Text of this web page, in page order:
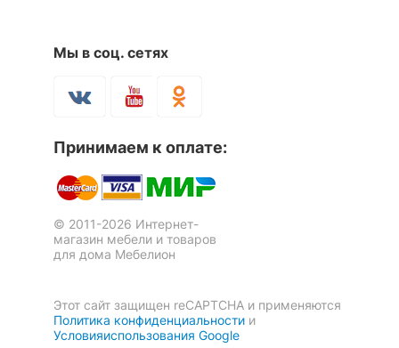
Мы в соц. сетях
Принимаем к оплате:
© 2011-2026 Интернет-
магазин мебели и товаров
для дома Мебелион
Этот сайт защищен reCAPTCHA и применяются
Политика конфиденциальности и
Условияиспользования Google